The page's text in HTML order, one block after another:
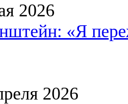
2026
«Я
2026